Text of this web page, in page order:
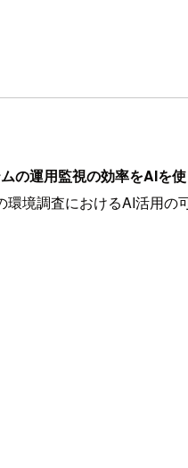
の運用監視の効率をAIを
境調査におけるAI活用